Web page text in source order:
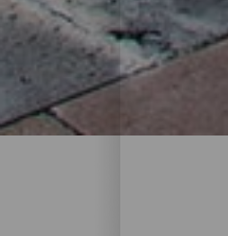
tarjoaa